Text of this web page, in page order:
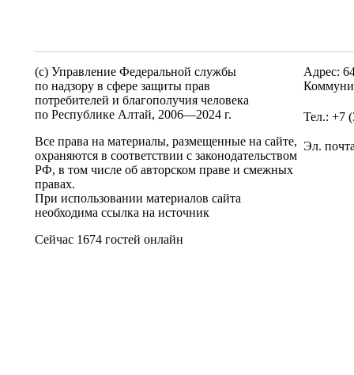
(c) Управление Федеральной службы
по надзору в сфере защиты прав
потребителей и благополучия человека
по Республике Алтай, 2006—2024 г.
Все права на материалы, размещенные на сайте,
охраняются в соответствии с законодательством
РФ, в том числе об авторском праве и смежных
правах.
При использовании материалов сайта
необходима ссылка на источник
Сейчас 1674 гостей онлайн
Адрес:
Тел.: +7
Эл.